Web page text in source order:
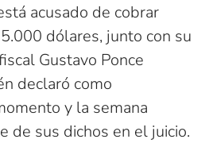
acusado de cobrar
dólares, junto con su
Gustavo Ponce
declaró como
y la semana
de sus dichos en el juicio.